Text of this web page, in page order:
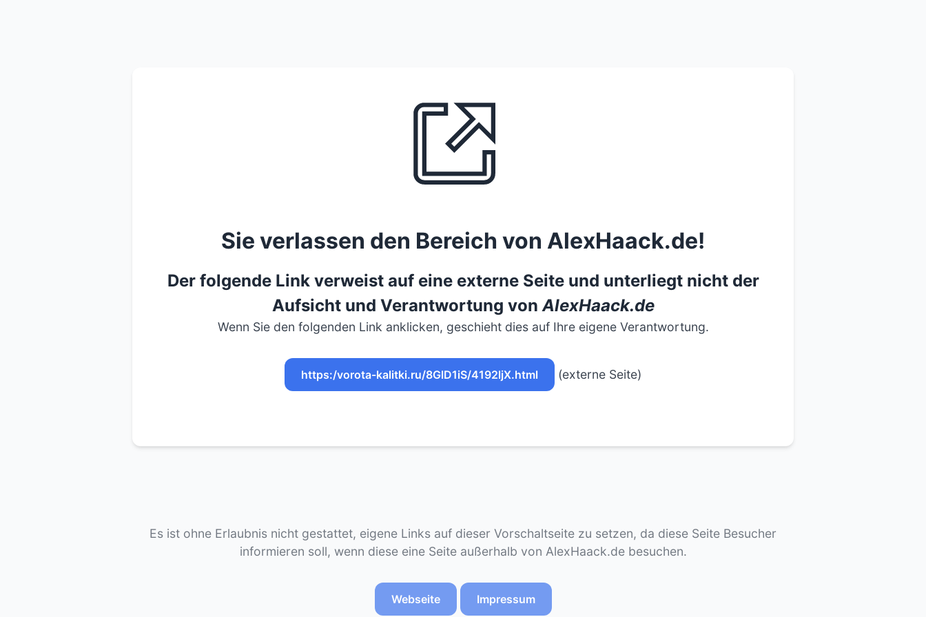
Sie verlassen den Bereich von AlexHaack.de!
Der folgende Link verweist auf eine externe Seite und unterliegt nicht der
Aufsicht und Verantwortung vonAlexHaack.de
Wenn Sie den folgenden Link anklicken, geschieht dies auf Ihre eigene Verantwortung.
https:/vorota-kalitki.ru/8GlD1iS/4192ljX.html (externe Seite)
Es ist ohne Erlaubnis nicht gestattet, eigene Links auf dieser Vorschaltseite zu setzen, da diese Seite Besucher
informieren soll, wenn diese eine Seite außerhalb von AlexHaack.de besuchen.
Webseite Impressum